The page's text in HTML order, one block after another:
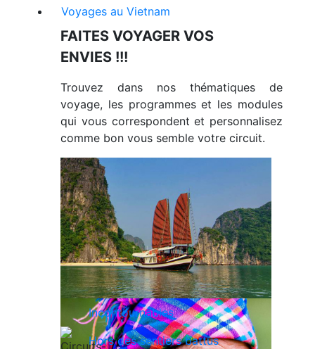
Voyages au Vietnam
FAITES VOYAGER VOS
ENVIES !!!
Trouvez dans nos thématiques de
voyage, les programmes et les modules
qui vous correspondent et personnalisez
comme bon vous semble votre circuit.
Incontournables
Hors des sentiers battus